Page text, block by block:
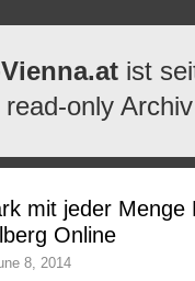
ist
read-only Archiv
mit jeder Menge
Online
8, 2014